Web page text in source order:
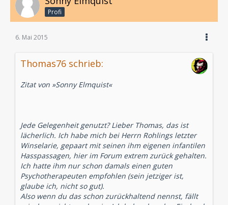
Profi
6. Mai 2015
Thomas76 schrieb:
Zitat von »Sonny Elmquist«
Jede Gelegenheit genutzt? Lieber Thomas, das ist
lächerlich. Ich habe mich bei Herrn Rohlings letzter
Winselarie, gepaart mit seinen ihm eigenen infantilen
Hasspassagen, hier im Forum extrem zurück gehalten.
Ich hatte ihm nur schon damals einen guten
Psychotherapeuten empfohlen (sein jetziger ist,
glaube ich, nicht so gut).
Also wenn du das schon zurückhaltend nennst, fällt